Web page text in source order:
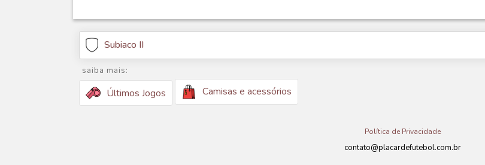
Subiaco II
saiba mais:
Últimos Jogos Camisas e acessórios
Política de Privacidade
contato@placardefutebol.com.br